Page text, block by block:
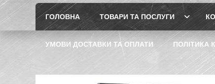
ГОЛОВНА ТОВАРИ ТА ПОСЛУГИ
УМОВИ ДОСТАВКИ ТА ОПЛАТИ ПОЛІТИКА